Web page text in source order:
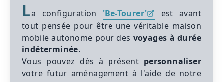
La configuration 'Be-Tourer'
est avant
tout pensée pour être une véritable maison
mobile autonome pour des voyages à durée
indéterminée.
Vous pouvez dès à présent personnaliser
votre futur aménagement à l'aide de notre